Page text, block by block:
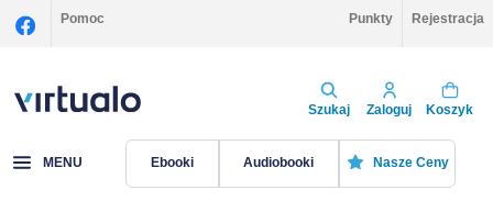
Pomoc Punkty Rejestracja
Szukaj Zaloguj Koszyk
MENU Ebooki Audiobooki Nasze Ceny